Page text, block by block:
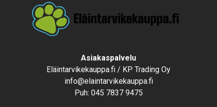
Asiakaspalvelu
Eläintarvikekauppa.fi / KP Trading Oy
info@elaintarvikekauppa.fi
Puh: 045 7837 9475